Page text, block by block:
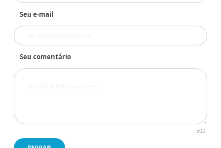
Seu e-mail
Seu comentário
500